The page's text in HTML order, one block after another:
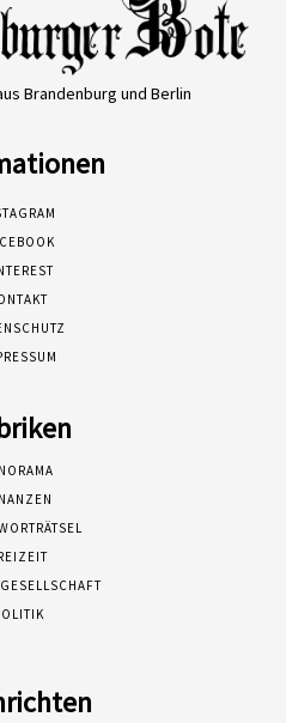
Brandenburg und Berlin